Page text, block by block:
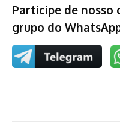
Participe de nosso
grupo do